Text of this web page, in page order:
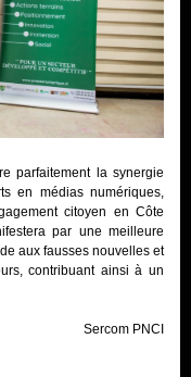
parfaitement la synergie
en médias numériques,
citoyen en Côte
par une meilleure
aux fausses nouvelles et
contribuant ainsi à un
Sercom PNCI